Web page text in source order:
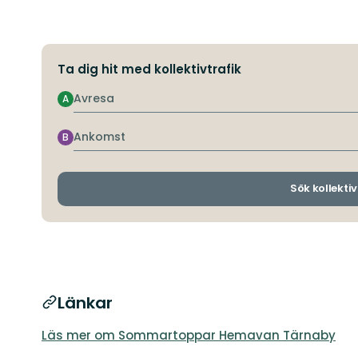
Ta dig hit med kollektivtrafik
Avresa
A
Ankomst
B
Sök
Länkar
Läs mer om Sommartoppar Hemavan Tärnaby